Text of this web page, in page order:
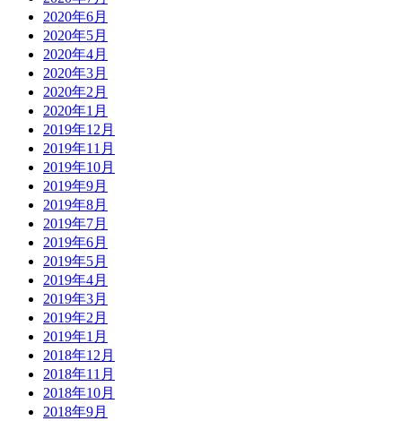
2020年6月
2020年5月
2020年4月
2020年3月
2020年2月
2020年1月
2019年12月
2019年11月
2019年10月
2019年9月
2019年8月
2019年7月
2019年6月
2019年5月
2019年4月
2019年3月
2019年2月
2019年1月
2018年12月
2018年11月
2018年10月
2018年9月